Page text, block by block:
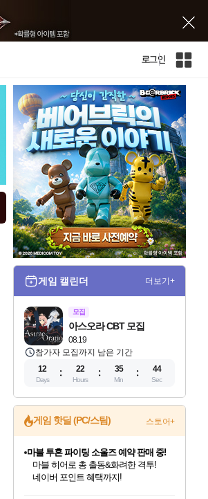
로그인
인
사
이
트
맵
게임 캘린더 더보기+
모집
08.19
아스오라 CBT 모집
참가자 모집까지 남은 기간
12
Days
22
Hours
35
Min
42
Sec
게임 핫딜 (PC/스팀) 스토어+
마블 투혼 파이팅 소울즈 예약 판매 중!
마블 히어로 총 출동&화려한 격투!
네이버 포인트 혜택까지!